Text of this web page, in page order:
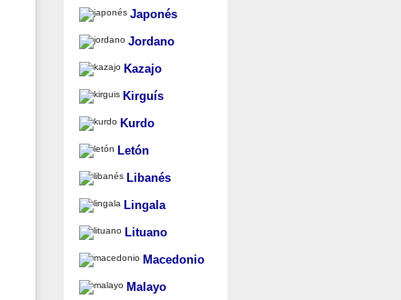
Japonés
Jordano
Kazajo
Kirguís
Kurdo
Letón
Libanés
Lingala
Lituano
Macedonio
Malayo